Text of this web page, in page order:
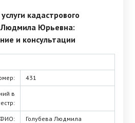
кадастрового
Людмила Юрьевна:
и консультации
431
в
ФИО:
Голубева Людмила